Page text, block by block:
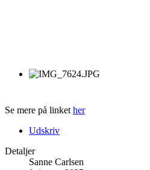
Se mere på linket her
Udskriv
Detaljer
Sanne Carlsen